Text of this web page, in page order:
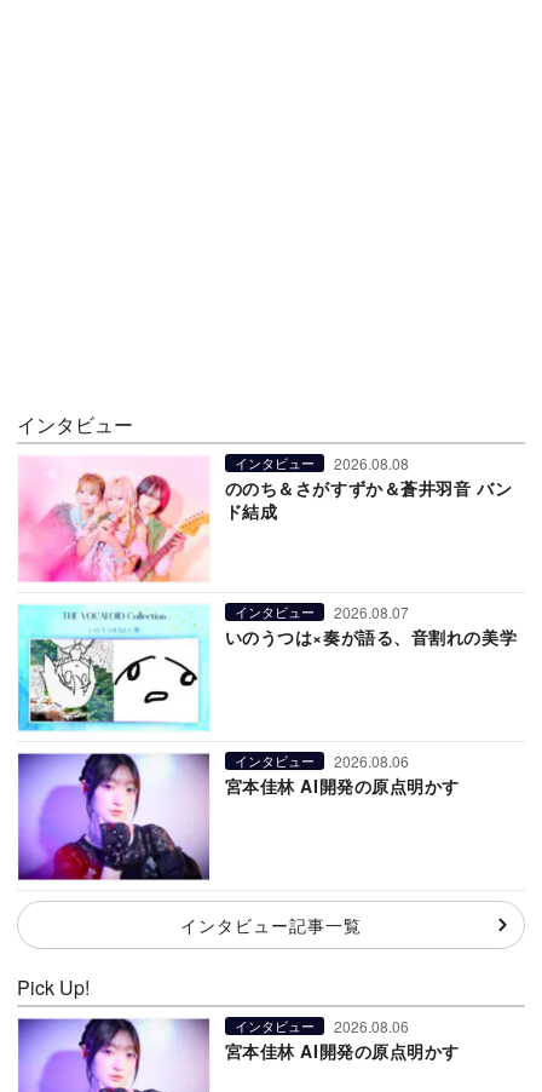
インタビュー
インタビュー 2026.08.08
ののち＆さがすずか＆蒼井羽音 バン
ド結成
インタビュー 2026.08.07
いのうつは×奏が語る、音割れの美学
インタビュー 2026.08.06
宮本佳林 AI開発の原点明かす
インタビュー記事一覧
Pick Up!
インタビュー 2026.08.06
宮本佳林 AI開発の原点明かす